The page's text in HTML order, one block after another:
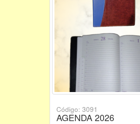
Código: 3091
AGENDA 2026